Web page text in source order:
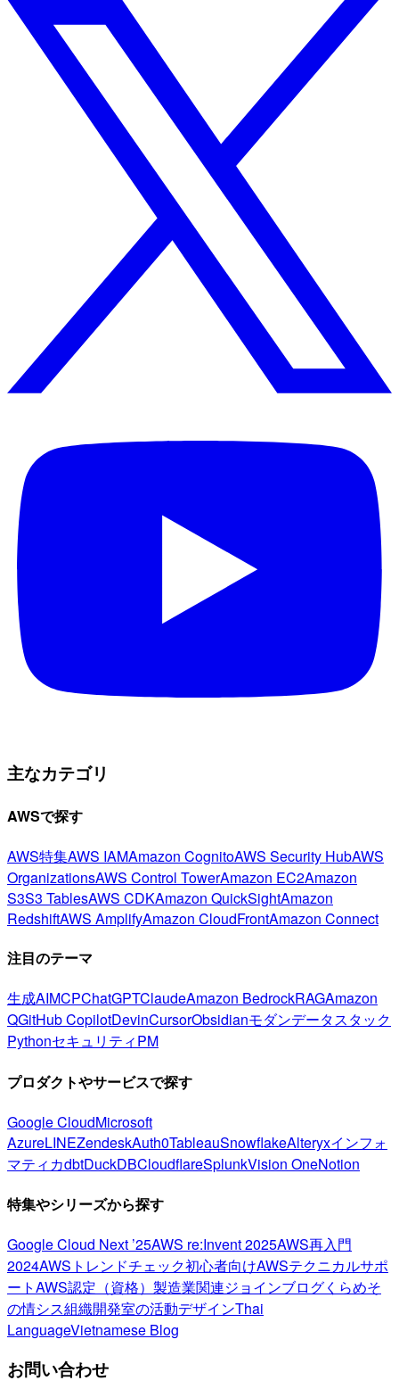
主なカテゴリ
AWSで探す
AWS特集AWS IAMAmazon CognitoAWS Security HubAWS
OrganizationsAWS Control TowerAmazon EC2Amazon
S3S3 TablesAWS CDKAmazon QuickSightAmazon
RedshiftAWS AmplifyAmazon CloudFrontAmazon Connect
注目のテーマ
生成AIMCPChatGPTClaudeAmazon BedrockRAGAmazon
QGitHub CopilotDevinCursorObsidianモダンデータスタック
PythonセキュリティPM
プロダクトやサービスで探す
Google CloudMicrosoft
AzureLINEZendeskAuth0TableauSnowflakeAlteryxインフォ
マティカdbtDuckDBCloudflareSplunkVision OneNotion
特集やシリーズから探す
Google Cloud Next ’25AWS re:Invent 2025AWS再入門
2024AWSトレンドチェック初心者向けAWSテクニカルサポ
ートAWS認定（資格） 製造業関連ジョインブログくらめそ
の情シス組織開発室の活動デザインThai
LanguageVietnamese Blog
お問い合わせ